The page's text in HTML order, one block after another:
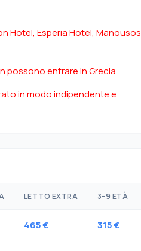
Hotel, Esperia Hotel, Manousos
possono entrare in Grecia.
in modo indipendente e
LETTO EXTRA 3-9 ETÀ
465 € 315 €